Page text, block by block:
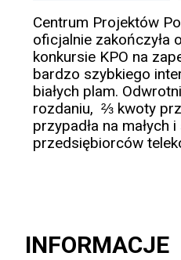
Centrum Projektów
oficjalnie zakończyła
konkursie KPO na
bardzo szybkiego
białych plam.
rozdaniu, ⅔ kwoty
przypadła na małych
przedsiębiorców
INFORMACJE